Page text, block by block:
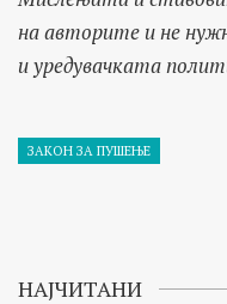
на авторите и не
и уредувачката
ЗАКОН ЗА ПУШЕЊЕ
НАЈЧИТАНИ